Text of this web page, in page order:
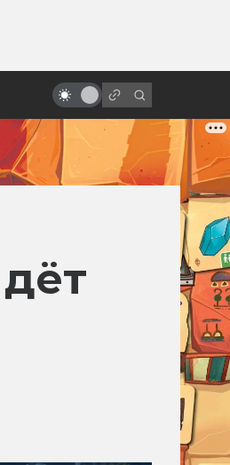
и спецэффекты